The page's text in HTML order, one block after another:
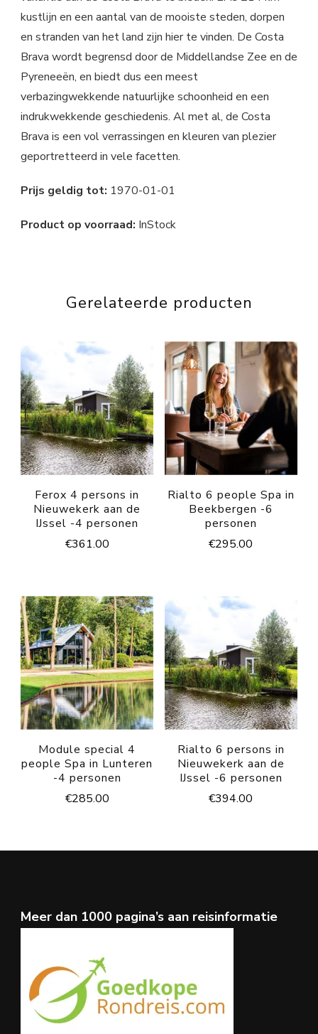
kustlijn en een aantal van de mooiste steden, dorpen
en stranden van het land zijn hier te vinden. De Costa
Brava wordt begrensd door de Middellandse Zee en de
Pyreneeën, en biedt dus een meest
verbazingwekkende natuurlijke schoonheid en een
indrukwekkende geschiedenis. Al met al, de Costa
Brava is een vol verrassingen en kleuren van plezier
geportretteerd in vele facetten.
Prijs geldig tot: 1970-01-01
Product op voorraad: InStock
Gerelateerde producten
Ferox 4 persons in
Nieuwekerk aan de
IJssel -4 personen
€361.00
Rialto 6 people Spa in
Beekbergen -6
personen
€295.00
Module special 4
people Spa in Lunteren
-4 personen
€285.00
Rialto 6 persons in
Nieuwekerk aan de
IJssel -6 personen
€394.00
Meer dan 1000 pagina’s aan reisinformatie